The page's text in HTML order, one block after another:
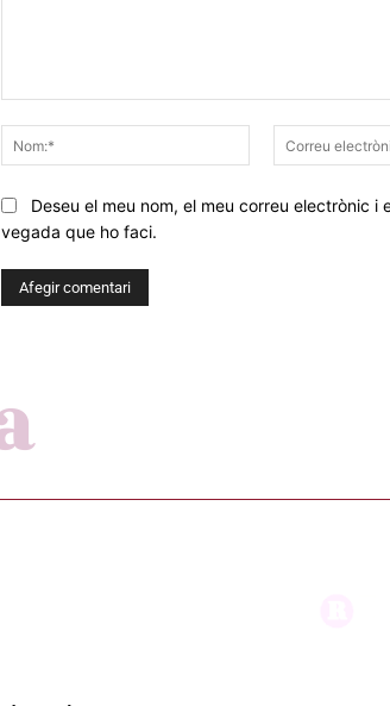
Nom:*
Deseu el meu nom, el meu correu electrònic
vegada que ho faci.